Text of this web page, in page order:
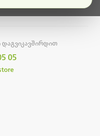
დაგვიკავშირდით
05